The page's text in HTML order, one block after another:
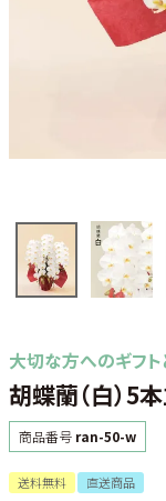
大切な方へのギフト
胡蝶蘭（白）5
商品番号 ran-50-w
送料無料 直送商品